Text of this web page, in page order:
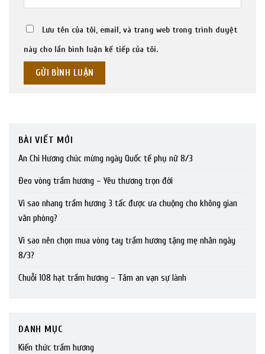
Lưu tên của tôi, email, và trang web trong trình duyệt
này cho lần bình luận kế tiếp của tôi.
BÀI VIẾT MỚI
An Chi Hương chúc mừng ngày Quốc tế phụ nữ 8/3
Đeo vòng trầm hương – Yêu thương trọn đời
Vì sao nhang trầm hương 3 tấc được ưa chuộng cho không gian
văn phòng?
Vì sao nên chọn mua vòng tay trầm hương tặng mẹ nhân ngày
8/3?
Chuỗi 108 hạt trầm hương – Tâm an vạn sự lành
DANH MỤC
Kiến thức trầm hương